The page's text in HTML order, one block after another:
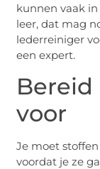
kunnen vaak
leer, dat mag
lederreiniger
een expert.
Bereid
voor
Je moet
voordat je ze